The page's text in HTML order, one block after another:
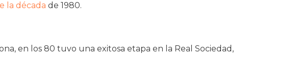
la década de 1980.
en los 80 tuvo una exitosa etapa en la Real Sociedad,